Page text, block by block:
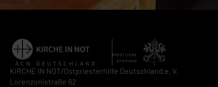
KIRCHE IN NOT/Ostpriesterhilfe Deutschland e. V.
Lorenzonistraße 62